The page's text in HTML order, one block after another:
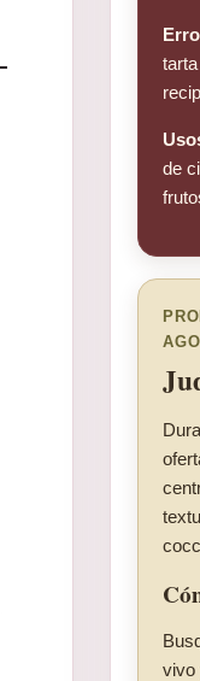
de
vivo